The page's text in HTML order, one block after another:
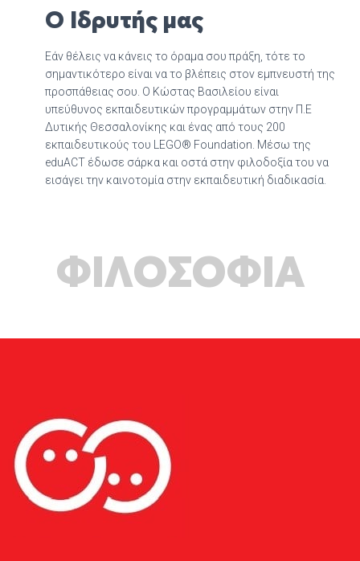
Ο Ιδρυτής μας
Εάν θέλεις να κάνεις το όραμα σου πράξη, τότε το
σημαντικότερο είναι να το βλέπεις στον εμπνευστή της
προσπάθειας σου. Ο Κώστας Βασιλείου είναι
υπεύθυνος εκπαιδευτικών προγραμμάτων στην Π.Ε
Δυτικής Θεσσαλονίκης και ένας από τους 200
εκπαιδευτικούς του LEGO® Foundation. Μέσω της
eduACT έδωσε σάρκα και οστά στην φιλοδοξία του να
εισάγει την καινοτομία στην εκπαιδευτική διαδικασία.
ΦΙΛΟΣΟΦΙΑ